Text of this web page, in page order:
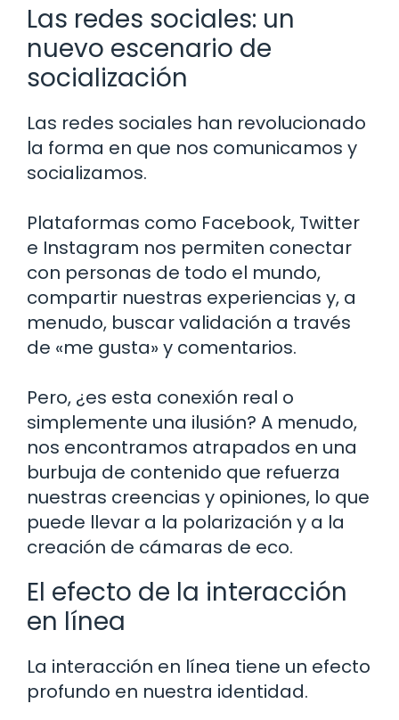
Las redes sociales: un
nuevo escenario de
socialización
Las redes sociales han revolucionado
la forma en que nos comunicamos y
socializamos.
Plataformas como Facebook, Twitter
e Instagram nos permiten conectar
con personas de todo el mundo,
compartir nuestras experiencias y, a
menudo, buscar validación a través
de «me gusta» y comentarios.
Pero, ¿es esta conexión real o
simplemente una ilusión? A menudo,
nos encontramos atrapados en una
burbuja de contenido que refuerza
nuestras creencias y opiniones, lo que
puede llevar a la polarización y a la
creación de cámaras de eco.
El efecto de la interacción
en línea
La interacción en línea tiene un efecto
profundo en nuestra identidad.